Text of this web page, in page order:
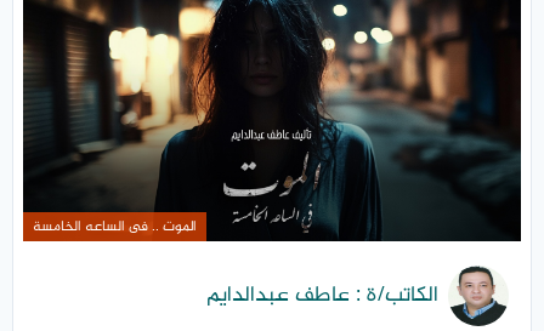
الموت .. فى الساعه الخامسة
الكاتب/ة : عاطف عبدالدايم